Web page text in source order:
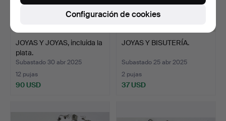
JOYAS Y JOYAS, incluida la
plata.
Subastado 30 abr 2025
12 pujas
90 USD
JOYAS Y BISUTERÍA.
Subastado 25 abr 2025
2 pujas
37 USD
Configuración de cookies